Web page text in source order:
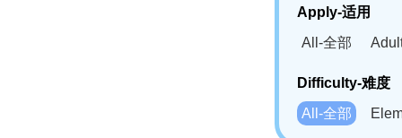
Apply-适用
All-全部
Difficulty-难度
All-全部